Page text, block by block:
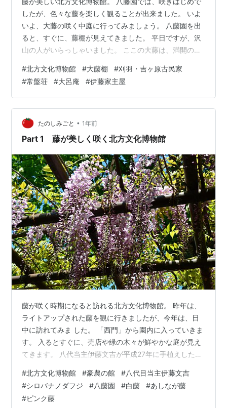
したが、色々な藤を楽しく観ることが出来ました。 いよ
いよ、大藤の咲く中庭に行ってみましょう。 八藤園を出
ると、すぐに、藤棚が見えてきました。 平日ですが、沢
山の人がいらっしゃいました。 ここの大藤は、満開のよ
育っていたとされ、八代伊藤文吉 が、現在の中庭へ移植
したところ、地下水が豊富な土地のためか、一本の木か
ら 枝が広がり、80畳ほどの大木に育ったとのことです。
樹齢150年以上、幹まわり1m60cm以上もあり、歴史と
生命力を感じさせてくれ ます。 木の根元のオレンジ色に
見える部分は、202…
#北方文化博物館 #大藤棚 #刈羽・吉ヶ原古民家
#常盤荘 #大呂庵 #伊藤家主屋
たのしみごと • 1年前
Part 1 藤が美しく咲く北方文化博物館
藤が咲く時期になると訪れる北方文化博物館。 昨年は、
ライトアップされた藤を観に行きましたが、今年は、日
中に訪れてみま した。 「西門」から園内に入っていきま
す。 入るとすぐに、売店や緑の木々が鮮やかな庭が見え
てきます。 八代当主伊藤文吉が平成27年に手植えした
年の平成28年10月25日に、八代当主伊藤文吉は亡くなら
れ ています。 大藤を観に来る時期には、いつもこの白藤
は「咲き始め」のことが多いです。 今回もやはり咲き始
#北方文化博物館 #豪農の館 #八代目当主伊藤文吉
#シロバナノダフジ #八藤園 #白藤 #あしなが藤
#ピンク藤